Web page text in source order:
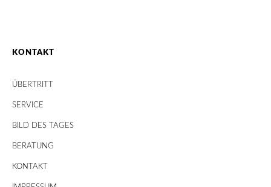
KONTAKT
ÜBERTRITT
SERVICE
BILD DES TAGES
BERATUNG
KONTAKT